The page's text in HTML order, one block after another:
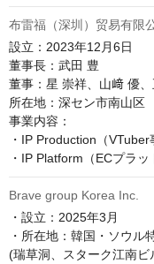
布雷福（深圳）贸易有限
設立：2023年12月6日
董事長：武田 豊
董事：星 崇祥、山﨑 優
所在地：深セン市南山区
事業内容：
・IP Production（VTuber
・IP Platform（ECプラ
Brave group Korea Inc.
・設立：2025年3月
・所在地：韓国・ソウ
(瑞草洞、スターク江南ビ